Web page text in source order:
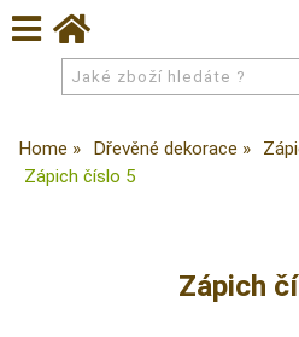
Home Dřevěné dekorace
Zápich číslo 5
Zápich